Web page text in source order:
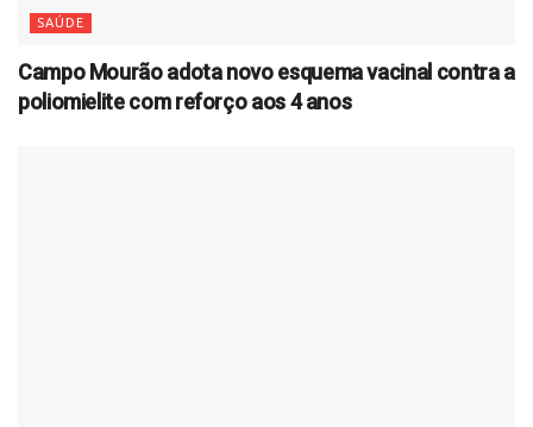
SAÚDE
Campo Mourão adota novo esquema vacinal contra a
poliomielite com reforço aos 4 anos